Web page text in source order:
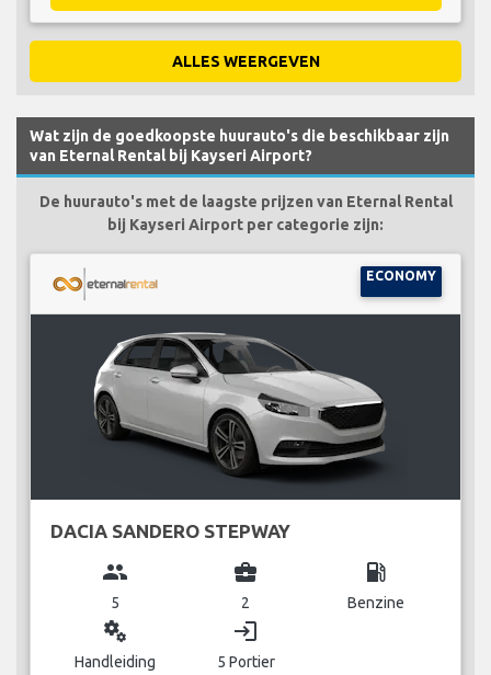
ALLES WEERGEVEN
Wat zijn de goedkoopste huurauto's die beschikbaar zijn
van Eternal Rental bij Kayseri Airport?
De huurauto's met de laagste prijzen van Eternal Rental
bij Kayseri Airport per categorie zijn:
ECONOMY
DACIA SANDERO STEPWAY
group
5
business_center
2
local_gas_station
Benzine
miscellaneous_services
Handleiding
login
5 Portier